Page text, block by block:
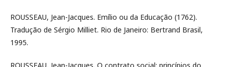
ROUSSEAU, Jean-Jacques. Emílio ou da Educação (1762).
Tradução de Sérgio Milliet. Rio de Janeiro: Bertrand Brasil,
1995.